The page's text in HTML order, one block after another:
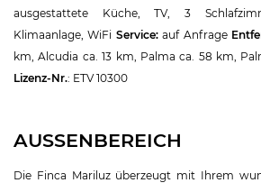
ausgestattete Küche, TV, 3
Klimaanlage, WiFi Service:auf Anfrage
km, Alcudia ca. 13 km, Palma ca. 58 km,
Lizenz-Nr.: ETV 10300
AUSSENBEREICH
Die Finca Mariluz überzeugt mit Ihrem